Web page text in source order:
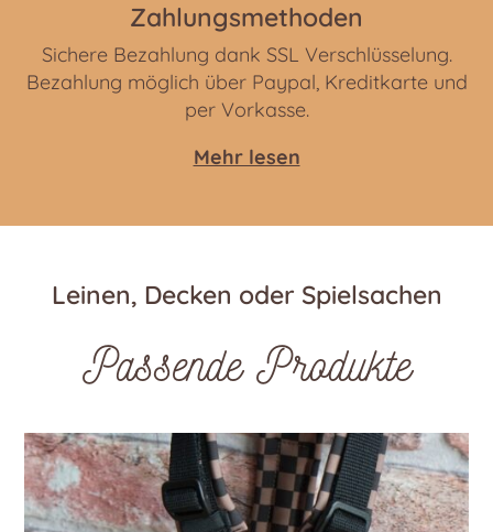
Zahlungsmethoden
Sichere Bezahlung dank SSL Verschlüsselung.
Bezahlung möglich über Paypal, Kreditkarte und
per Vorkasse.
Mehr lesen
Leinen, Decken oder Spielsachen
Passende Produkte